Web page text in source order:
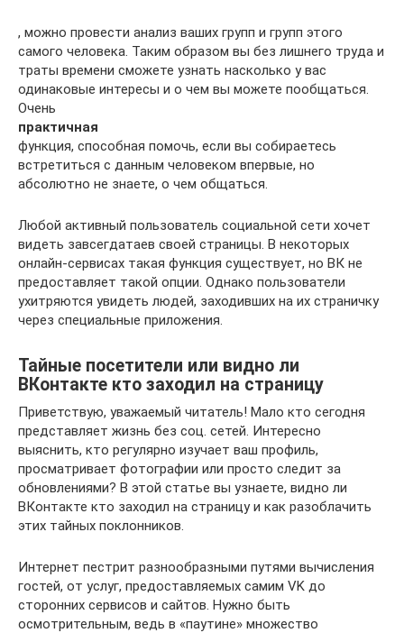
, можно провести анализ ваших групп и групп этого
самого человека. Таким образом вы без лишнего труда и
траты времени сможете узнать насколько у вас
одинаковые интересы и о чем вы можете пообщаться.
Очень
практичная
функция, способная помочь, если вы собираетесь
встретиться с данным человеком впервые, но
абсолютно не знаете, о чем общаться.
Любой активный пользователь социальной сети хочет
видеть завсегдатаев своей страницы. В некоторых
онлайн-сервисах такая функция существует, но ВК не
предоставляет такой опции. Однако пользователи
ухитряются увидеть людей, заходивших на их страничку
через специальные приложения.
Тайные посетители или видно ли
ВКонтакте кто заходил на страницу
Приветствую, уважаемый читатель! Мало кто сегодня
представляет жизнь без соц. сетей. Интересно
выяснить, кто регулярно изучает ваш профиль,
просматривает фотографии или просто следит за
обновлениями? В этой статье вы узнаете, видно ли
ВКонтакте кто заходил на страницу и как разоблачить
этих тайных поклонников.
Интернет пестрит разнообразными путями вычисления
гостей, от услуг, предоставляемых самим VK до
сторонних сервисов и сайтов. Нужно быть
осмотрительным, ведь в «паутине» множество